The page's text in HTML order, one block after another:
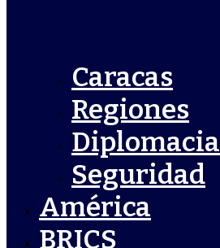
Caracas
Regiones
Diplomacia
Seguridad
América
BRICS